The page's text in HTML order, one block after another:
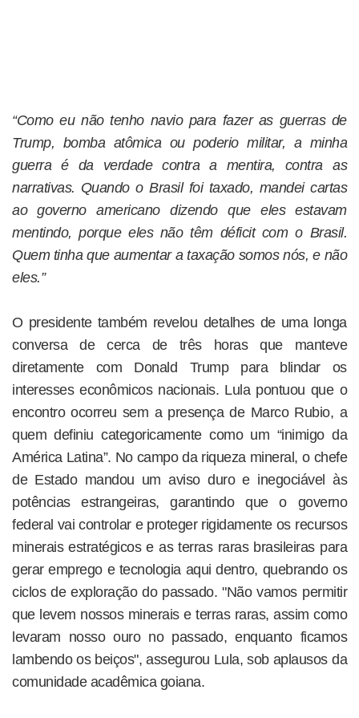
“Como eu não tenho navio para fazer as guerras de
Trump, bomba atômica ou poderio militar, a minha
guerra é da verdade contra a mentira, contra as
narrativas. Quando o Brasil foi taxado, mandei cartas
ao governo americano dizendo que eles estavam
mentindo, porque eles não têm déficit com o Brasil.
Quem tinha que aumentar a taxação somos nós, e não
eles.”
O presidente também revelou detalhes de uma longa
conversa de cerca de três horas que manteve
diretamente com Donald Trump para blindar os
interesses econômicos nacionais. Lula pontuou que o
encontro ocorreu sem a presença de Marco Rubio, a
quem definiu categoricamente como um “inimigo da
América Latina”. No campo da riqueza mineral, o chefe
de Estado mandou um aviso duro e inegociável às
potências estrangeiras, garantindo que o governo
federal vai controlar e proteger rigidamente os recursos
minerais estratégicos e as terras raras brasileiras para
gerar emprego e tecnologia aqui dentro, quebrando os
ciclos de exploração do passado. "Não vamos permitir
que levem nossos minerais e terras raras, assim como
levaram nosso ouro no passado, enquanto ficamos
lambendo os beiços", assegurou Lula, sob aplausos da
comunidade acadêmica goiana.